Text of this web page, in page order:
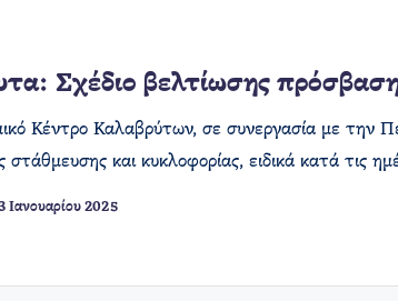
Σχέδιο βελτίωσης
Κέντρο Καλαβρύτων, σε συνεργασία με την
στάθμευσης και κυκλοφορίας, ειδικά κατά τις
Ιανουαρίου 2025